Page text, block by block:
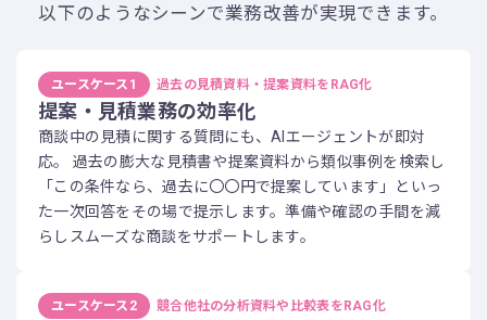
以下のようなシーンで業務改善が実現できます。
ユースケース1 過去の見積資料・提案資料をRAG化
提案・見積業務の効率化
商談中の見積に関する質問にも、AIエージェントが即対
応。 過去の膨大な見積書や提案資料から類似事例を検索し
「この条件なら、過去に〇〇円で提案しています」といっ
た一次回答をその場で提示します。準備や確認の手間を減
らしスムーズな商談をサポートします。
ユースケース2 競合他社の分析資料や比較表をRAG化